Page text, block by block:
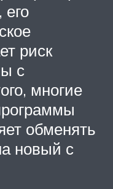
риск
с
многие
обменять
новый с